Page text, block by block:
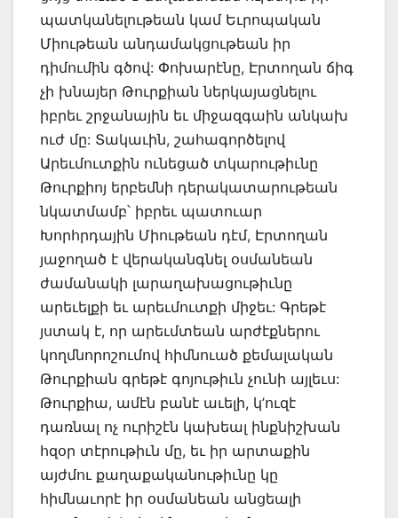
պատկանելութեան կամ Եւրոպական
Միութեան անդամակցութեան իր
դիմումին գծով: Փոխարէնը, Էրտողան ճիգ
չի խնայեր Թուրքիան ներկայացնելու
իբրեւ շրջանային եւ միջազգաին անկախ
ուժ մը: Տակաւին, շահագործելով
Արեւմուտքին ունեցած տկարութիւնը
Թուրքիոյ երբեմնի դերակատարութեան
նկատմամբ՝ իբրեւ պատուար
Խորհրդային Միութեան դէմ, Էրտողան
յաջողած է վերականգնել օսմանեան
ժամանակի լարաղախացութիւնը
արեւելքի եւ արեւմուտքի միջեւ: Գրեթէ
յստակ է, որ արեւմտեան արժէքներու
կողմնորոշումով հիմնուած քեմալական
Թուրքիան գրեթէ գոյութիւն չունի այլեւս:
Թուրքիա, ամէն բանէ աւելի, կ’ուզէ
դառնալ ոչ ուրիշէն կախեալ ինքնիշխան
հզօր տէրութիւն մը, եւ իր արտաքին
այժմու քաղաքականութիւնը կը
հիմնաւորէ իր օսմանեան անցեալի